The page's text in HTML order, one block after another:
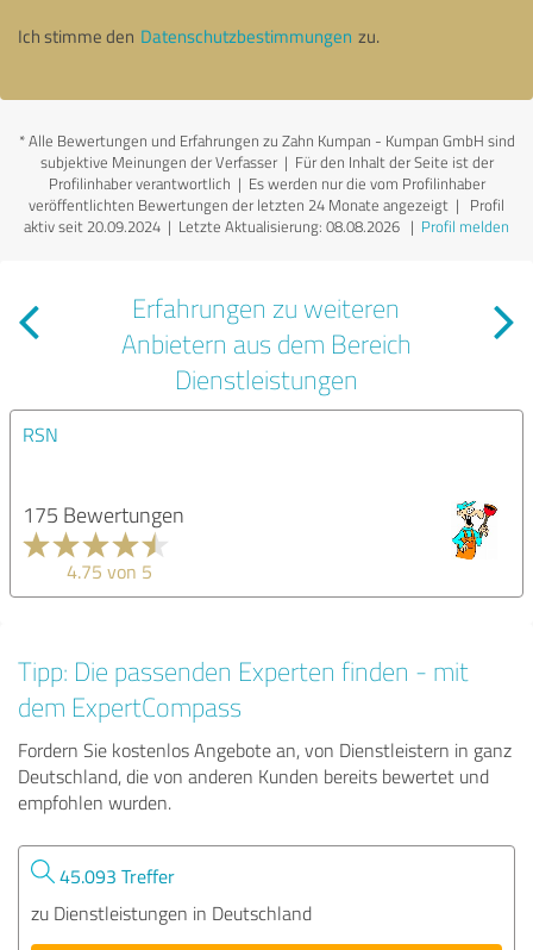
Ich stimme den Datenschutzbestimmungen zu.
*Alle Bewertungen und Erfahrungen zu Zahn Kumpan - Kumpan GmbH sind
subjektive Meinungen der Verfasser | Für den Inhalt der Seite ist der
Profilinhaber verantwortlich | Es werden nur die vom Profilinhaber
veröffentlichten Bewertungen der letzten 24 Monate angezeigt | Profil
aktiv seit 20.09.2024 | Letzte Aktualisierung: 08.08.2026 | Profil melden
Erfahrungen zu weiteren
Anbietern aus dem Bereich
Dienstleistungen
RSN
175 Bewertungen
4.75 von 5
Tipp: Die passenden Experten finden - mit
dem ExpertCompass
Fordern Sie kostenlos Angebote an, von Dienstleistern in ganz
Deutschland, die von anderen Kunden bereits bewertet und
empfohlen wurden.
45.093 Treffer
zu Dienstleistungen in Deutschland